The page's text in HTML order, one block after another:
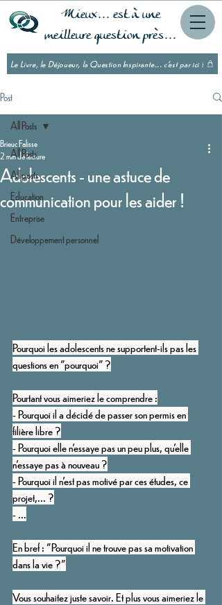
Mieux... est à une
meilleure question près...
Le Livre, le Déjoueur, la Question Inspirante... c'est par ici !
Post
All Posts
All posts
Education
Entreprise
Développement personnel
All Posts
Adolescents - une astuce de
communication pour les aider !
Brieuc Falisse
2 min de lecture
Pourquoi les adolescents ne supportent-ils pas les
questions en "pourquoi" ?
Pourtant vous aimeriez le comprendre :
- Pourquoi il a décidé de passer son permis en
filière libre ?
- Pourquoi elle n’essaye pas un peu plus, qu’elle
n’essaye pas à nouveau ?
- Pourquoi il n’est pas motivé par ces études, ce
projet,... ?
- ...
En bref : "Pourquoi il ne trouve pas sa motivation
dans la vie ?"
Vous souhaitez juste savoir. Et plus vous aimeriez le